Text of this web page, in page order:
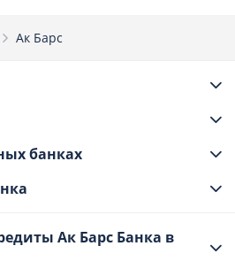
Ак Барс
банках
Ак Барс Банка в